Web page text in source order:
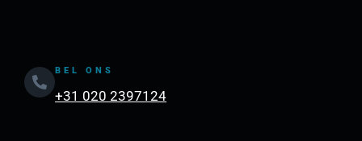
BEL ONS
+31 020 2397124